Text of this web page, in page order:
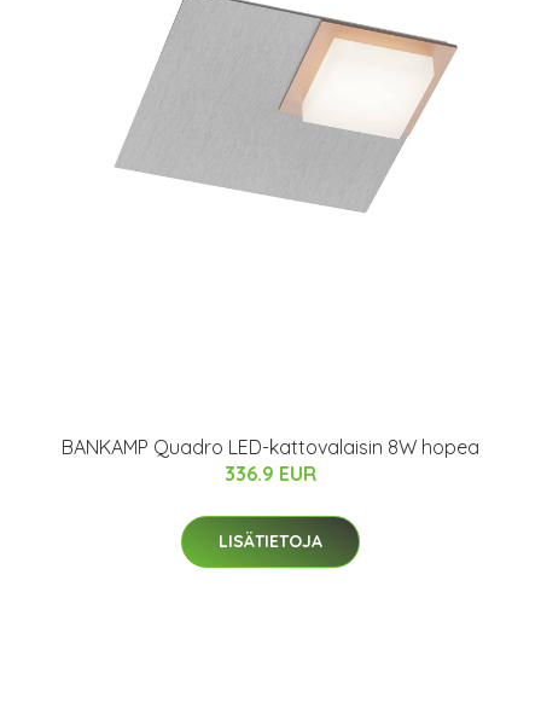
BANKAMP Quadro LED-kattovalaisin 8W hopea
336.9 EUR
LISÄTIETOJA